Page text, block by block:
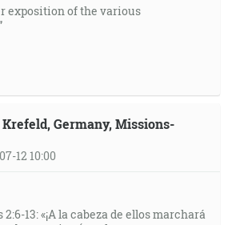
exposition of the various
Krefeld, Germany, Missions-
12 10:00
13: «¡A la cabeza de ellos marchará